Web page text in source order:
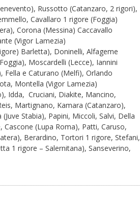
Russotto (Catanzaro, 2 rigori),
Cavallaro 1 rigore (Foggia)
Corona (Messina) Caccavallo
(Vigor Lamezia)
Barletta), Doninelli, Alfageme
Moscardelli (Lecce), Iannini
Fella e Caturano (Melfi), Orlando
Montella (Vigor Lamezia)
Idda, Cruciani, Diakite, Mancino,
Martignano, Kamara (Catanzaro),
Stabia), Papini, Miccoli, Salvi, Della
Cascone (Lupa Roma), Patti, Caruso,
Berardino, Tortori 1 rigore, Stefani,
1 rigore – Salernitana), Sanseverino,